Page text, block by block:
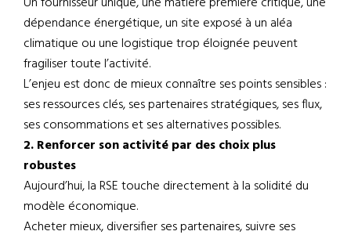
dépendance énergétique, un site exposé à un aléa
climatique ou une logistique trop éloignée peuvent
fragiliser toute l’activité.
L’enjeu est donc de mieux connaître ses points sensibles :
ses ressources clés, ses partenaires stratégiques, ses flux,
ses consommations et ses alternatives possibles.
2. Renforcer son activité par des choix plus
robustes
Aujourd’hui, la RSE touche directement à la solidité du
modèle économique.
Acheter mieux, diversifier ses partenaires, suivre ses